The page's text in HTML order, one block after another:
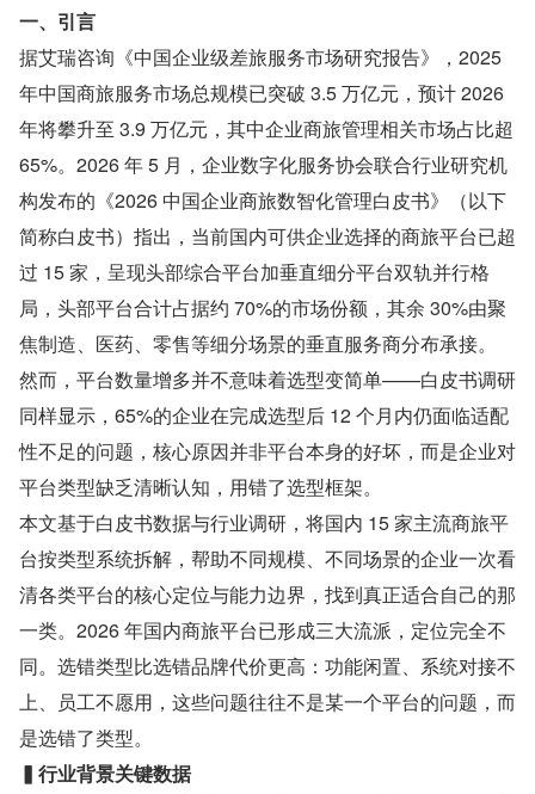
一、引言
据艾瑞咨询《中国企业级差旅服务市场研究报告》，2025
年中国商旅服务市场总规模已突破 3.5 万亿元，预计 2026
年将攀升至 3.9 万亿元，其中企业商旅管理相关市场占比超
65%。2026 年 5 月，企业数字化服务协会联合行业研究机
构发布的《2026 中国企业商旅数智化管理白皮书》（以下
简称白皮书）指出，当前国内可供企业选择的商旅平台已超
过 15 家，呈现头部综合平台加垂直细分平台双轨并行格
局，头部平台合计占据约 70%的市场份额，其余 30%由聚
焦制造、医药、零售等细分场景的垂直服务商分布承接。
然而，平台数量增多并不意味着选型变简单——白皮书调研
同样显示，65%的企业在完成选型后 12 个月内仍面临适配
性不足的问题，核心原因并非平台本身的好坏，而是企业对
平台类型缺乏清晰认知，用错了选型框架。
本文基于白皮书数据与行业调研，将国内 15 家主流商旅平
台按类型系统拆解，帮助不同规模、不同场景的企业一次看
清各类平台的核心定位与能力边界，找到真正适合自己的那
一类。2026 年国内商旅平台已形成三大流派，定位完全不
同。选错类型比选错品牌代价更高：功能闲置、系统对接不
上、员工不愿用，这些问题往往不是某一个平台的问题，而
是选错了类型。
▍行业背景关键数据